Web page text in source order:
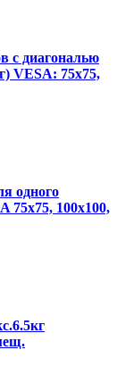
с диагональю
VESA: 75x75,
одного
75x75, 100x100,